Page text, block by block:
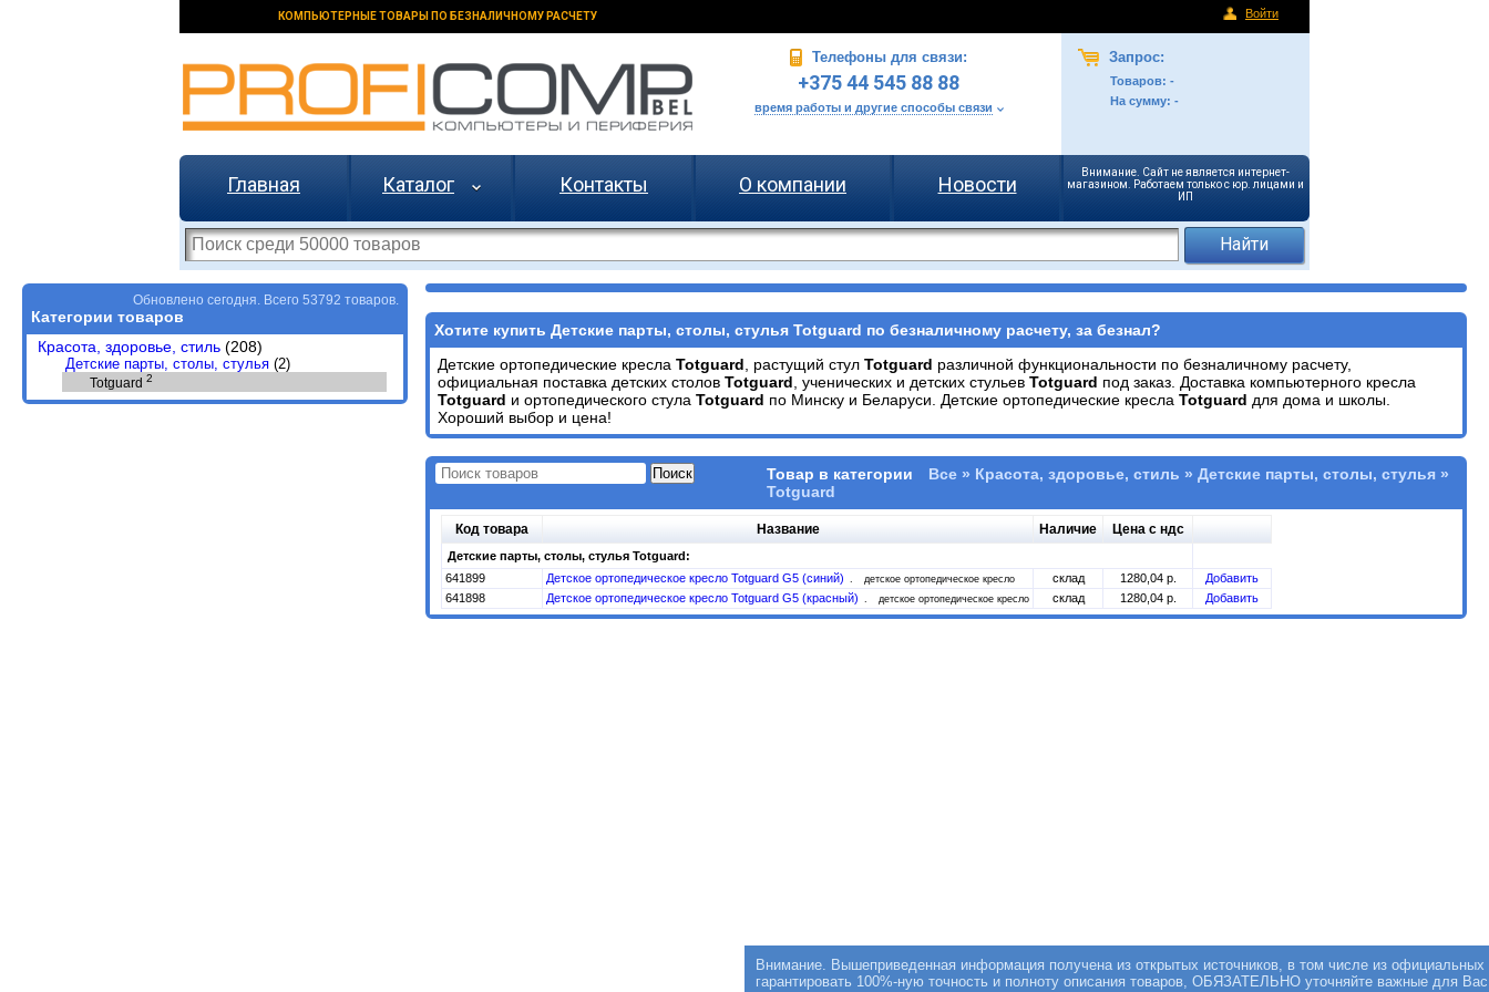
КОМПЬЮТЕРНЫЕ ТОВАРЫ ПО БЕЗНАЛИЧНОМУ РАСЧЕТУ Войти
Телефоны для связи:
+375 44 545 88 88
время работы и другие способы связи
Запрос:
Товаров: -
На сумму: -
Главная Каталог Контакты О компании Новости
Внимание. Сайт не является интернет-
магазином. Работаем только с юр. лицами и
ИП
Обновлено сегодня. Всего 53792 товаров.
Категории товаров
Красота, здоровье, стиль (208)
Детские парты, столы, стулья (2)
Totguard 2
Хотите купить Детские парты, столы, стулья Totguard по безналичному расчету, за безнал?
Детские ортопедические кресла Totguard , растущий стул Totguard различной функциональности по безналичному расчету,
официальная поставка детских столов Totguard , ученических и детских стульев Totguard под заказ. Доставка компьютерного кресла
Totguard и ортопедического стула Totguard по Минску и Беларуси. Детские ортопедические кресла Totguard для дома и школы.
Хороший выбор и цена!
Товар в категории
Все » Красота, здоровье, стиль » Детские парты, столы, стулья »
Totguard
Код товара Название Наличие Цена с ндс
Детские парты, столы, стулья Totguard:
641899
Детское ортопедическое кресло Totguard G5 (синий) детское ортопедическое кресло склад 1280,04 р.
Добавить
641898
Детское ортопедическое кресло Totguard G5 (красный) детское ортопедическое кресло склад 1280,04 р. Добавить
Внимание. Вышеприведенная информация получена из открытых источников, в том числе из
гарантировать 100%-ную точность и полноту описания товаров, ОБЯЗАТЕЛЬНО уточняйте важные для